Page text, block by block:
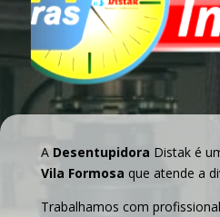
A Desentupidora Distak é
Vila Formosa que atende a
Trabalhamos com